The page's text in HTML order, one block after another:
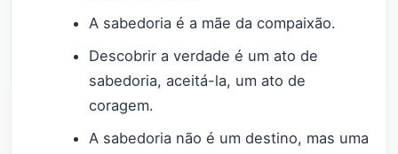
A sabedoria é a mãe da compaixão.
Descobrir a verdade é um ato de
sabedoria, aceitá-la, um ato de
coragem.
A sabedoria não é um destino, mas uma